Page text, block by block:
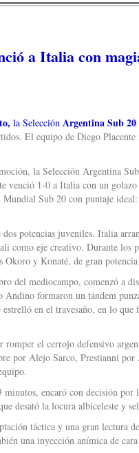
a Italia con
la Selección Argentina Sub
El equipo de Diego
la Selección Argentina
venció 1-0 a Italia con un
Sub 20 con puntaje
potencias juveniles. Italia
como eje creativo. Durante los
Okoro y Konaté, de gran
del mediocampo, comenzó a
formaron un tándem
en el travesaño, en lo
el cerrojo defensivo
por Alejo Sarco, Prestianni
encaró con decisión por
desató la locura albiceleste y
táctica y una gran lectura
una inyección anímica de